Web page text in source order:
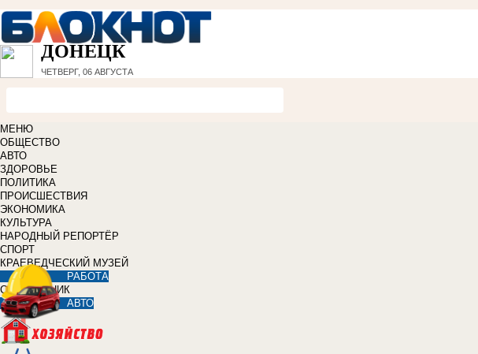
ДОНЕЦК
ЧЕТВЕРГ, 06 АВГУСТА
МЕНЮ
ОБЩЕСТВО
АВТО
ЗДОРОВЬЕ
ПОЛИТИКА
ПРОИСШЕСТВИЯ
ЭКОНОМИКА
КУЛЬТУРА
НАРОДНЫЙ РЕПОРТЁР
СПОРТ
КРАЕВЕДЧЕСКИЙ МУЗЕЙ
РАБОТА
СПРАВОЧНИК
АВТО